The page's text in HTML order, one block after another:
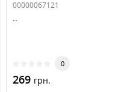
00000067121
..
0
269 грн.